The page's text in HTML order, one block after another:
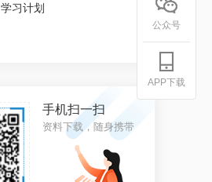
学习计划
手机扫一扫
资料下载，随身携带
公众号
APP下载